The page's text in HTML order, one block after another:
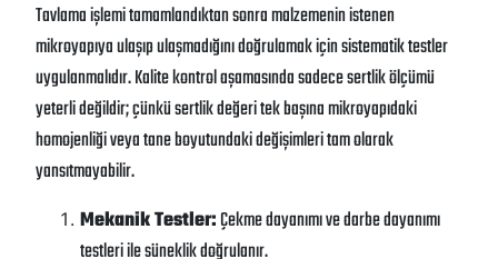
Tavlama işlemi tamamlandıktan sonra malzemenin istenen
mikroyapıya ulaşıp ulaşmadığını doğrulamak için sistematik testler
uygulanmalıdır. Kalite kontrol aşamasında sadece sertlik ölçümü
yeterli değildir; çünkü sertlik değeri tek başına mikroyapıdaki
homojenliği veya tane boyutundaki değişimleri tam olarak
yansıtmayabilir.
Mekanik Testler:Çekme dayanımı ve darbe dayanımı
testleri ile süneklik doğrulanır.